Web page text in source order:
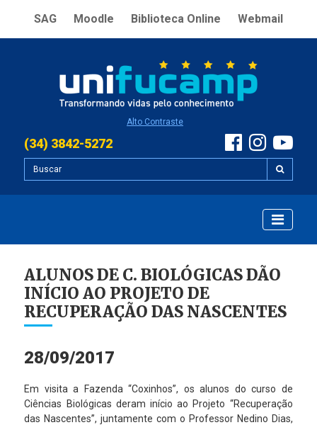
SAG Moodle Biblioteca Online Webmail
Alto Contraste
(34) 3842-5272
ALUNOS DE C. BIOLÓGICAS DÃO
INÍCIO AO PROJETO DE
RECUPERAÇÃO DAS NASCENTES
28/09/2017
Em visita a Fazenda “Coxinhos”, os alunos do curso de
Ciências Biológicas deram início ao Projeto “Recuperação
das Nascentes”, juntamente com o Professor Nedino Dias,